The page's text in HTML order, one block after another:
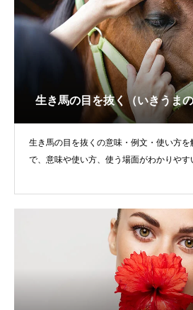
生き馬の目を抜く（いきうま
生き馬の目を抜くの意味・例文・使い方
で、意味や使い方、使う場面がわかりやす